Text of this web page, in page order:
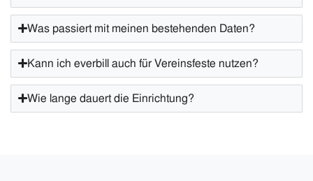
Was passiert mit meinen bestehenden Daten?
Kann ich everbill auch für Vereinsfeste nutzen?
Wie lange dauert die Einrichtung?